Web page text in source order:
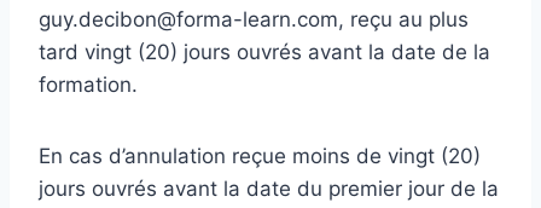
guy.decibon@forma-learn.com, reçu au plus
tard vingt (20) jours ouvrés avant la date de la
formation.
En cas d’annulation reçue moins de vingt (20)
jours ouvrés avant la date du premier jour de la